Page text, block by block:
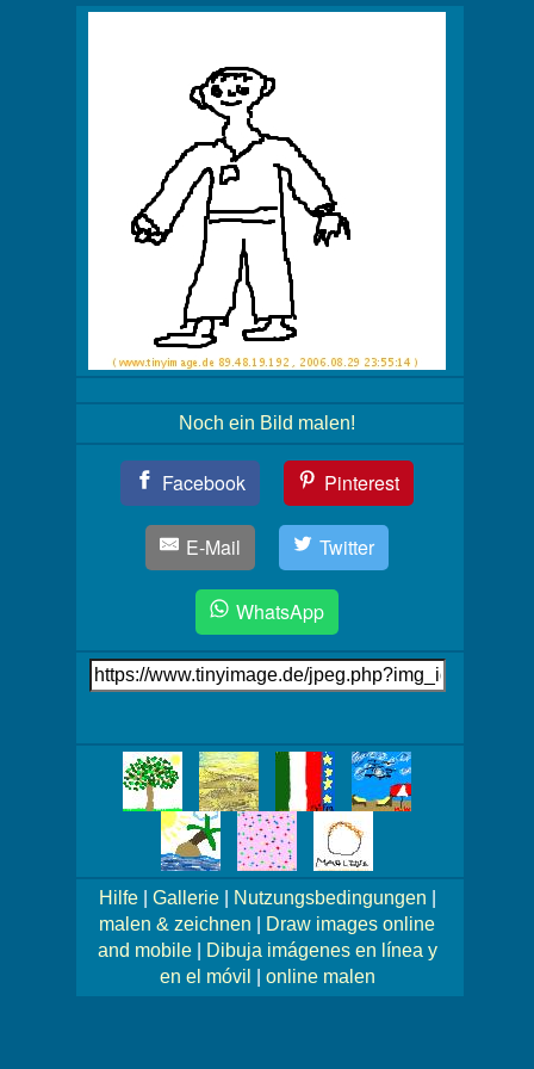
Noch ein Bild malen!
Facebook Pinterest
E-Mail Twitter
WhatsApp
Link
auf's
Mehr
Bilder!
Hilfe| Gallerie| Nutzungsbedingungen
malen & zeichnen
Draw images online
and mobile|
Dibuja imágenes en línea y
en el móvil
online malen